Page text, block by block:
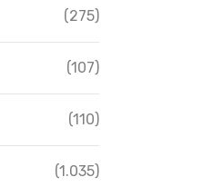
(275)
(107)
(110)
(1.035)